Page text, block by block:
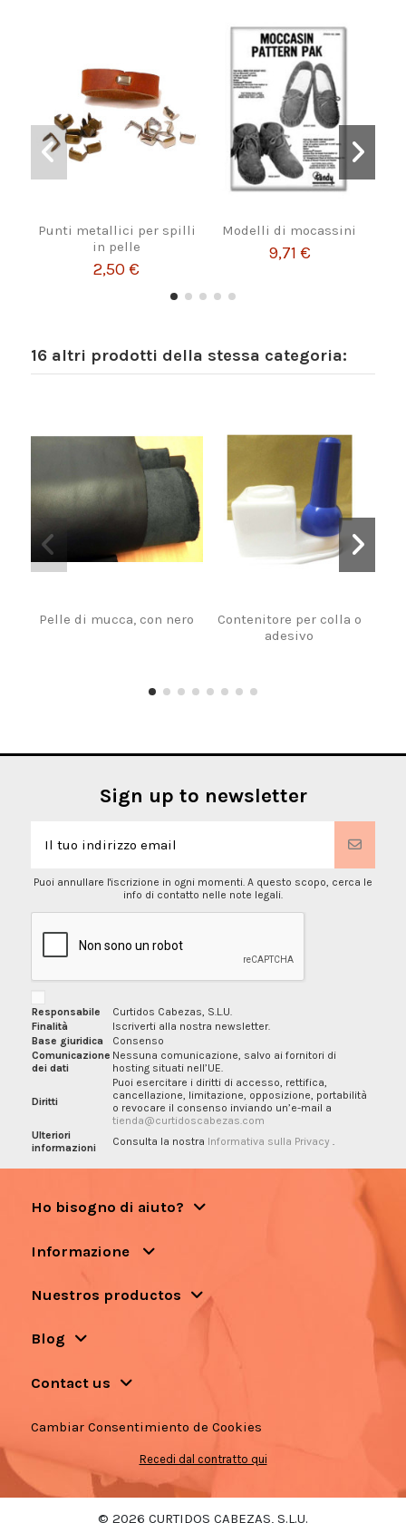
Punti metallici per spilli
in pelle
2,50 €
Modelli di mocassini
9,71 €
16 altri prodotti della stessa categoria:
Pelle di mucca, con nero
Contenitore per colla o
adesivo
Sign up to newsletter
Puoi annullare l'iscrizione in ogni momenti. A questo scopo, cerca le
info di contatto nelle note legali.
Responsabile
Curtidos Cabezas, S.L.U.
Finalità
Iscriverti alla nostra newsletter.
Base giuridica
Consenso
Comunicazione
dei dati
Nessuna comunicazione, salvo ai fornitori di
hosting situati nell’UE.
Diritti
Puoi esercitare i diritti di accesso, rettifica,
cancellazione, limitazione, opposizione, portabilità
o revocare il consenso inviando un’e-mail a
tienda@curtidoscabezas.com
Ulteriori
informazioni
Consulta la nostra Informativa sulla Privacy .
Ho bisogno di aiuto?
Informazione
Nuestros productos
Blog
Contact us
Cambiar Consentimiento de Cookies
Recedi dal contratto qui
© 2026 CURTIDOS CABEZAS, S.L.U.